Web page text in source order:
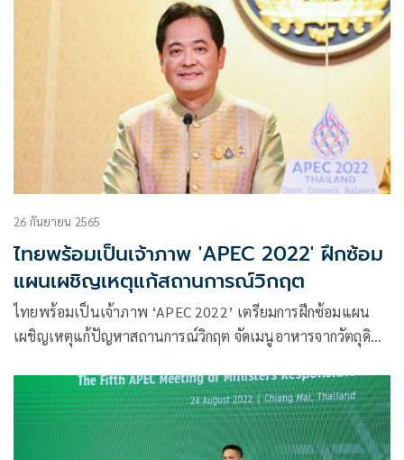
26 กันยายน 2565
ไทยพร้อมเป็นเจ้าภาพ 'APEC 2022' ฝึกซ้อม
แผนเผชิญเหตุแก้สถานการณ์วิกฤต
ไทยพร้อมเป็นเจ้าภาพ ‘APEC 2022’ เตรียมการฝึกซ้อมแผน
เผชิญเหตุแก้ปัญหาสถานการณ์วิกฤต จัดเมนูอาหารจากวัตถุดิบที่